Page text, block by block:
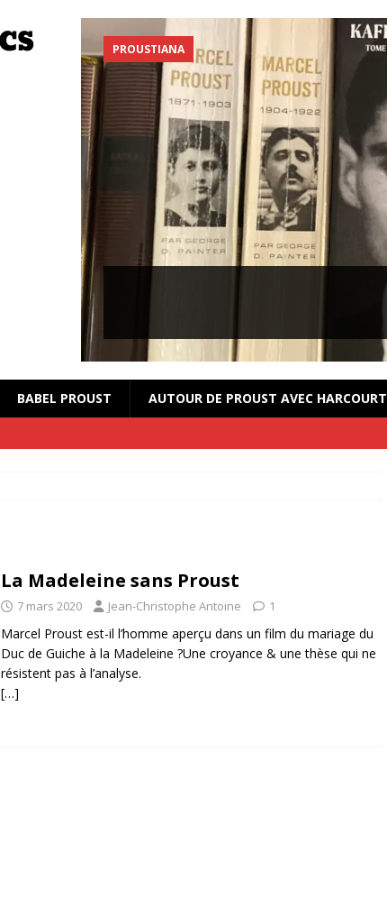
PROUSTIANA
BABEL PROUST AUTOUR DE PROUST AVEC HARCOURT
La Madeleine sans Proust
7 mars 2020 Jean-Christophe Antoine 1
Marcel Proust est-il l’homme aperçu dans un film du mariage du
Duc de Guiche à la Madeleine ?Une croyance & une thèse qui ne
résistent pas à l’analyse.
[…]